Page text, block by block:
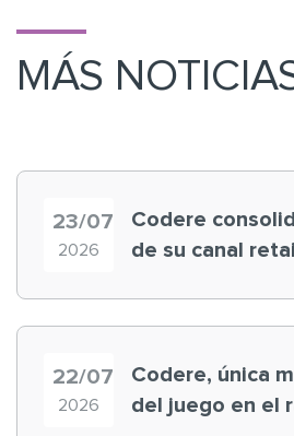
MÁS
23/07
2026
Codere
de su canal
22/07
2026
Codere, única
del juego en el